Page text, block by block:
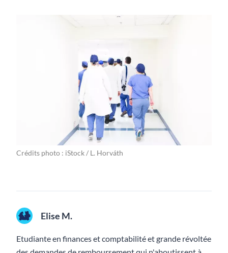
Crédits photo : iStock / L. Horváth
Elise M.
Etudiante en finances et comptabilité et grande révoltée